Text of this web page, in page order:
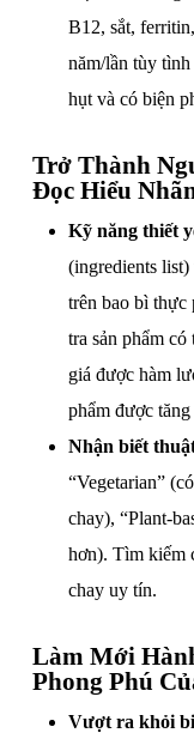
B12, sắt,
năm/lần tùy
hụt và có biện
Trở Thành
Đọc Hiểu
Kỹ năng thiết
(ingredients
trên bao bì thực
tra sản phẩm
giá được hàm
phẩm được
Nhận biết
“Vegetarian”
chay), “Plant-
hơn). Tìm kiếm
chay uy tín.
Làm Mới
Phong Phú
Vượt ra khỏi